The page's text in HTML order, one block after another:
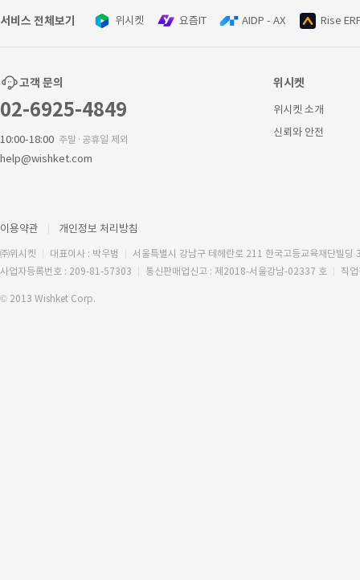
서비스 전체보기 위시켓 요즘IT AIDP - AX Rise
고객 문의
02-6925-4849
10:00-18:00 주말·공휴일 제외
help@wishket.com
위시켓
위시켓 소개
신뢰와 안전
이용약관 개인정보 처리방침
㈜위시켓 대표이사 : 박우범
서울특별시 강남구 테헤란로 211 한국고등교육재단빌딩
사업자등록번호 : 209-81-57303
통신판매업신고 : 제2018-서울강남-02337 호 직
© 2013 Wishket Corp.